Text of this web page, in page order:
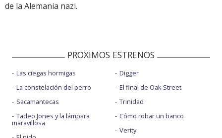
de la Alemania nazi.
PROXIMOS ESTRENOS
Las ciegas hormigas
La constelación del perro
Sacamantecas
Tadeo Jones y la lámpara
maravillosa
Digger
El final de Oak Street
Trinidad
Cómo robar un banco
Verity